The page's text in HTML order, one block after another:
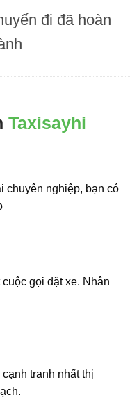
đi đã hoàn
Taxisayhi
chuyên nghiệp, bạn có
gọi đặt xe. Nhân
tranh nhất thị